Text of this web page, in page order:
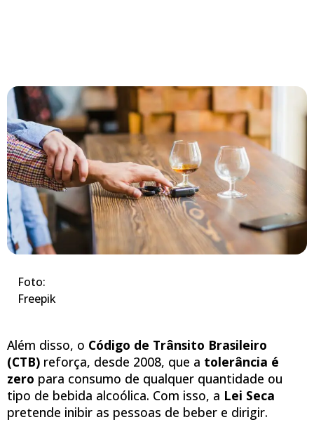
Foto:
Freepik
Além disso, o Código de Trânsito Brasileiro
(CTB) reforça, desde 2008, que a tolerância é
zero para consumo de qualquer quantidade ou
tipo de bebida alcoólica. Com isso, a Lei Seca
pretende inibir as pessoas de beber e dirigir.